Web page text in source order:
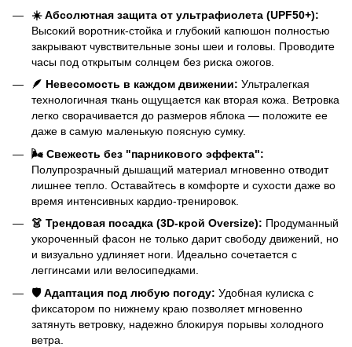
☀️ Абсолютная защита от ультрафиолета (UPF50+):
Высокий воротник-стойка и глубокий капюшон полностью
закрывают чувствительные зоны шеи и головы. Проводите
часы под открытым солнцем без риска ожогов.
🪶 Невесомость в каждом движении: Ультралегкая
технологичная ткань ощущается как вторая кожа. Ветровка
легко сворачивается до размеров яблока — положите ее
даже в самую маленькую поясную сумку.
🌬️ Свежесть без "парникового эффекта":
Полупрозрачный дышащий материал мгновенно отводит
лишнее тепло. Оставайтесь в комфорте и сухости даже во
время интенсивных кардио-тренировок.
👗 Трендовая посадка (3D-крой Oversize): Продуманный
укороченный фасон не только дарит свободу движений, но
и визуально удлиняет ноги. Идеально сочетается с
леггинсами или велосипедками.
🛡️ Адаптация под любую погоду: Удобная кулиска с
фиксатором по нижнему краю позволяет мгновенно
затянуть ветровку, надежно блокируя порывы холодного
ветра.